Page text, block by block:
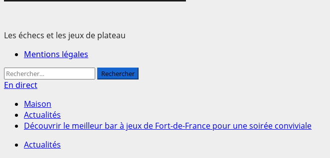
Les échecs et les jeux de plateau
MenuMentions légales
Rechercher :
En direct
Maison
Actualités
Découvrir le meilleur bar à jeux de Fort-de-France pour une soirée conviviale
Actualités